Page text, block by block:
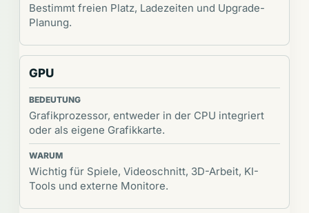
Bestimmt freien Platz, Ladezeiten und Upgrade-
Planung.
GPU
Grafikprozessor, entweder in der CPU integriert
oder als eigene Grafikkarte.
Wichtig für Spiele, Videoschnitt, 3D-Arbeit, KI-
Tools und externe Monitore.